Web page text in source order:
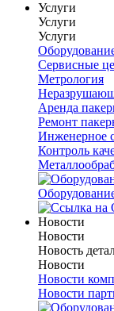
Услуги
Услуги
Услуги
Сервисные
Метрология
Аренда
Ремонт
Инженерное
Контроль
Новости
Новости
Новость
Новости
Новости
Новости